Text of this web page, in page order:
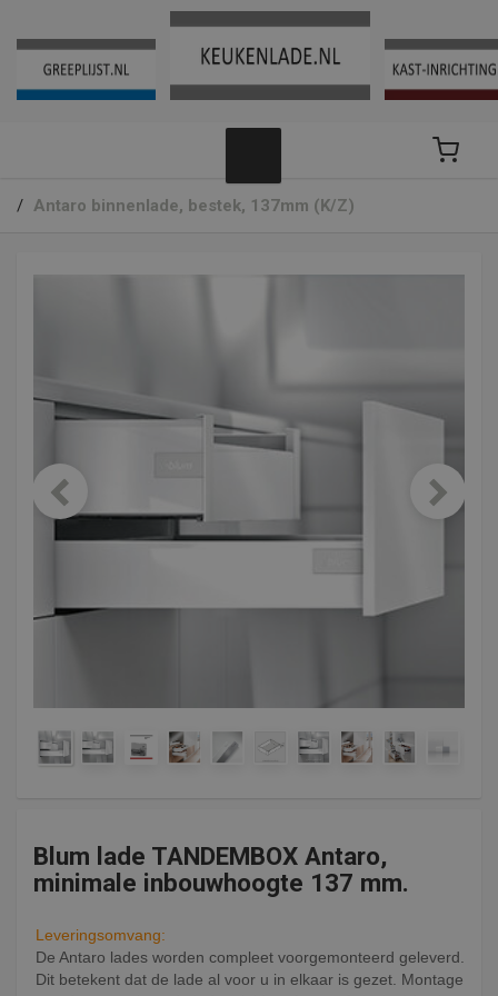
/ Antaro binnenlade, bestek, 137mm (K/Z)
Blum lade TANDEMBOX Antaro,
minimale inbouwhoogte 137 mm.
Leveringsomvang:
De Antaro lades worden compleet voorgemonteerd geleverd.
Dit betekent dat de lade al voor u in elkaar is gezet. Montage